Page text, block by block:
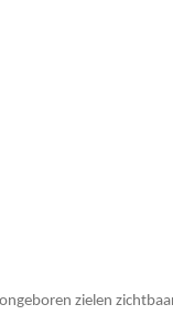
zielen